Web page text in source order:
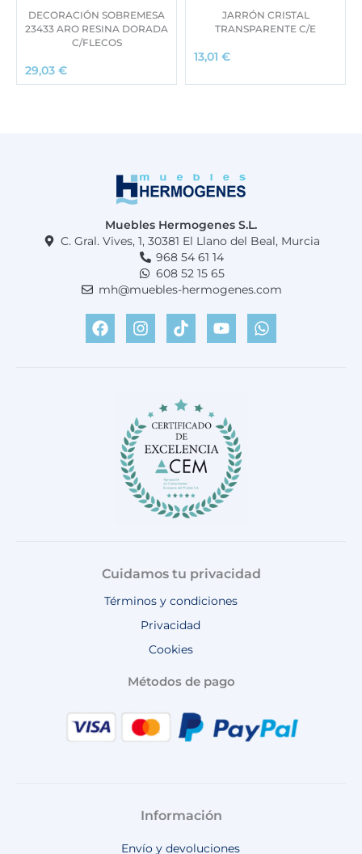
DECORACIÓN SOBREMESA
23433 ARO RESINA DORADA
C/FLECOS
29,03 €
JARRÓN CRISTAL
TRANSPARENTE C/E
13,01 €
Muebles Hermogenes S.L.
C. Gral. Vives, 1, 30381 El Llano del Beal, Murcia
968 54 61 14
608 52 15 65
mh@muebles-hermogenes.com
F
a
c
I
n
s
a
m
T
i
k
Y
o
u
W
h
a
Cuidamos tu privacidad
Términos y condiciones
Privacidad
Cookies
Métodos de pago
Información
Envío y devoluciones